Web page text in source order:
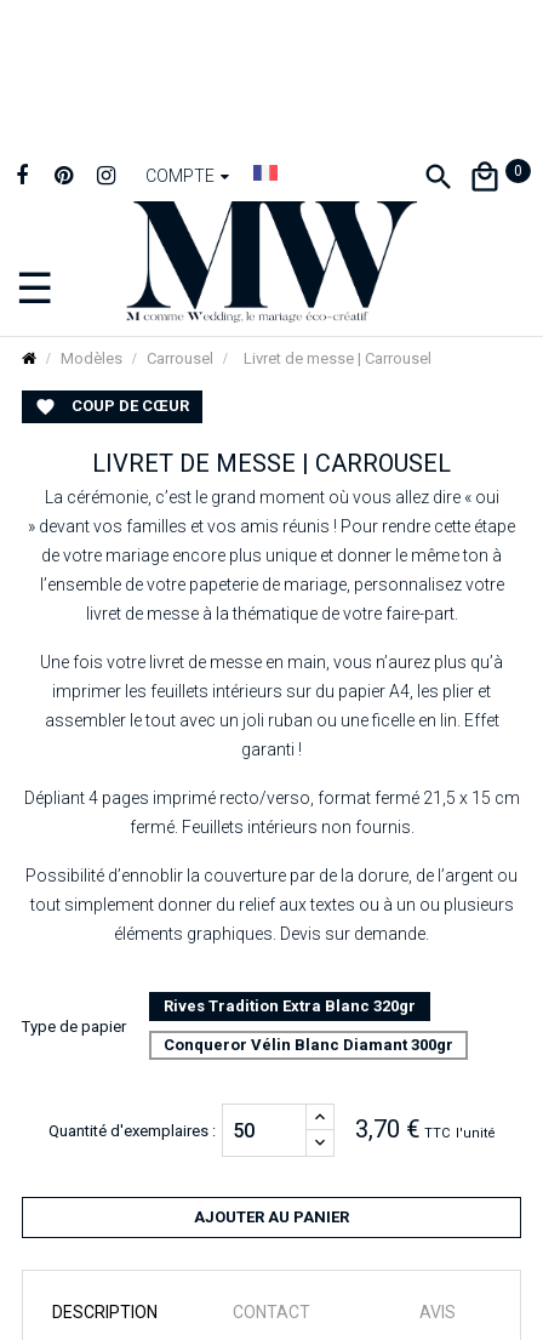
COMPTE 0
Basculer
la
navigation
☰
Modèles Carrousel Livret de messe | Carrousel
 COUP DE CŒUR
LIVRET DE MESSE | CARROUSEL
La cérémonie, c’est le grand moment où vous allez dire « oui
» devant vos familles et vos amis réunis ! Pour rendre cette étape
de votre mariage encore plus unique et donner le même ton à
l’ensemble de votre papeterie de mariage, personnalisez votre
livret de messe à la thématique de votre faire-part.
Une fois votre livret de messe en main, vous n’aurez plus qu’à
imprimer les feuillets intérieurs sur du papier A4, les plier et
assembler le tout avec un joli ruban ou une ficelle en lin. Effet
garanti !
Dépliant 4 pages imprimé recto/verso, format fermé 21,5 x 15 cm
fermé. Feuillets intérieurs non fournis.
Possibilité d’ennoblir la couverture par de la dorure, de l’argent ou
tout simplement donner du relief aux textes ou à un ou plusieurs
éléments graphiques. Devis sur demande.
Type de papier
Rives Tradition Extra Blanc 320gr
Conqueror Vélin Blanc Diamant 300gr
Quantité d'exemplaires : 3,70 € TTC l'unité
AJOUTER AU PANIER
DESCRIPTION CONTACT AVIS